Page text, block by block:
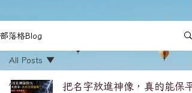
部落格Blog
All Posts
All Posts
把名字放進神像，真的能保平